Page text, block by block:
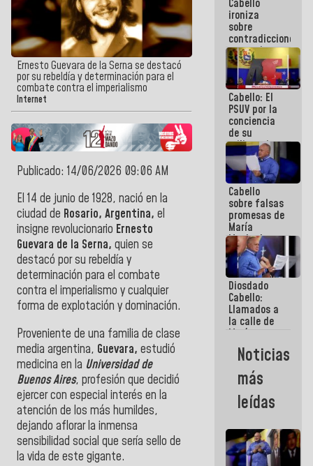
Ernesto Guevara de la Serna se destacó
por su rebeldía y determinación para el
combate contra el imperialismo
Internet
Publicado: 14/06/2026 09:06 AM
El 14 de junio de 1928, nació en la
ciudad de Rosario, Argentina, el
insigne revolucionario Ernesto
Guevara de la Serna, quien se
destacó por su rebeldía y
determinación para el combate
contra el imperialismo y cualquier
forma de explotación y dominación.
Proveniente de una familia de clase
media argentina, Guevara, estudió
medicina en la Universidad de
Buenos Aires, profesión que decidió
ejercer con especial interés en la
atención de los más humildes,
dejando aflorar la inmensa
sensibilidad social que sería sello de
la vida de este gigante.
sabemos si
la semana
que viene
hay
programa
Cabello
ironiza
sobre
contradicciones
y mentiras
de María
Machado:
¡Créanle!
Cabello: El
PSUV por la
conciencia
de su
militancia
es la
organización
política más
sólida de
Venezuela
Cabello
sobre falsas
promesas de
María
Machado:
¿Quién le
puede creer?
¿Y la gente
que ella iba
a salvar en
La Guaira?
Diosdado
Cabello:
Llamados a
la calle de
María
Machado se
estrellaron
de frente
contra el
Pueblo
Noticias
más
leídas